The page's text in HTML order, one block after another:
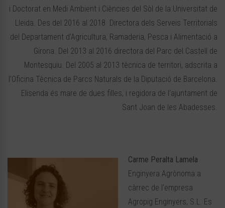
i Doctorat en Medi Ambient i Ciències del Sòl de la Universitat de
Lleida. Des del 2016 al 2018 Directora dels Serveis Territorials
del Departament d’Agricultura, Ramaderia, Pesca i Alimentació a
Girona. Del 2013 al 2016 directora del Parc del Castell de
Montesquiu. Del 2005 al 2013 tècnica de territori, adscrita a
l’Oficina Tècnica de Parcs Naturals de la Diputació de Barcelona.
Elisenda és mare de dues filles, i regidora de l’ajuntament de
Sant Joan de les Abadesses.
Carme Peralta Lamela
Enginyera Agrònoma a
càrrec de l’empresa
Agropig Enginyers, S.L. Es